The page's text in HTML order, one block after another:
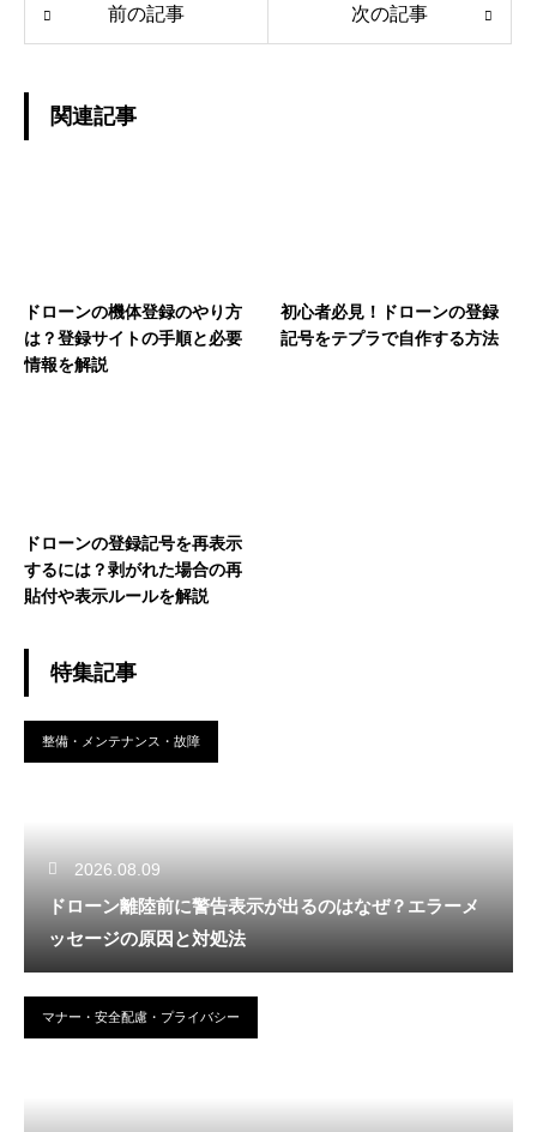
前の記事 次の記事
関連記事
ドローンの機体登録のやり方
は？登録サイトの手順と必要
情報を解説
初心者必見！ドローンの登録
記号をテプラで自作する方法
ドローンの登録記号を再表示
するには？剥がれた場合の再
貼付や表示ルールを解説
特集記事
整備・メンテナンス・故障
2026.08.09
ドローン離陸前に警告表示が出るのはなぜ？エラーメ
ッセージの原因と対処法
マナー・安全配慮・プライバシー